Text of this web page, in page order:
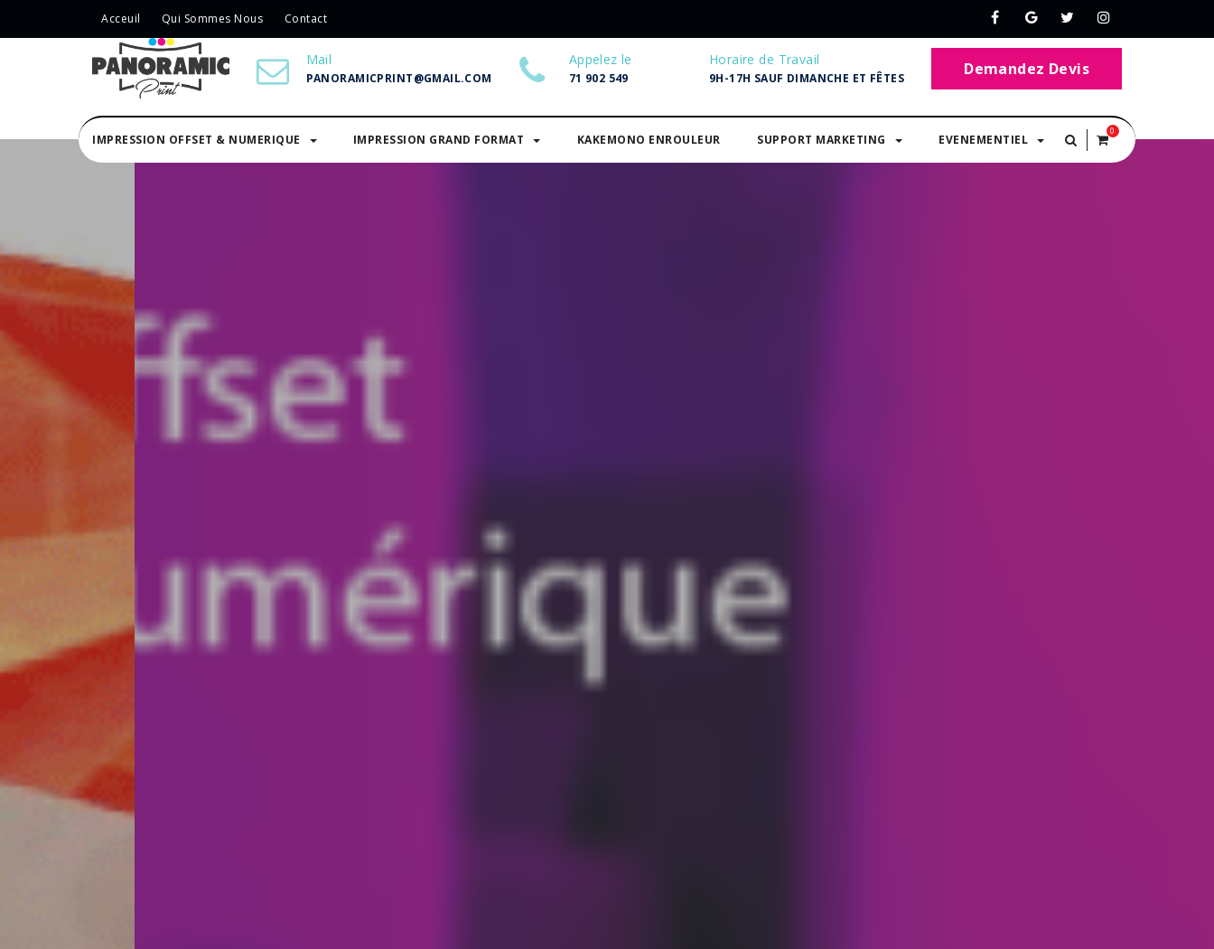
Acceuil Qui Sommes Nous Contact
Mail
PANORAMICPRINT@GMAIL.COM
Appelez le
71 902 549
Horaire de Travail
9H-17H SAUF DIMANCHE ET FÊTES Demandez Devis
IMPRESSION OFFSET & NUMERIQUE IMPRESSION GRAND FORMAT KAKEMONO ENROULEUR SUPPORT MARKETING EVENEMENTIEL
0